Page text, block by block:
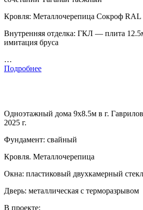
Кровля: Металлочерепица Сокроф RAL
Внутренняя отделка: ГКЛ — плита
имитация бруса
…
Подробнее
Одноэтажный дома 9х8.5м в г.
2025 г.
Фундамент: свайный
Кровля. Металлочерепица
Окна: пластиковый двухкамерный
Дверь: металлическая с терморазрывом
В проекте: